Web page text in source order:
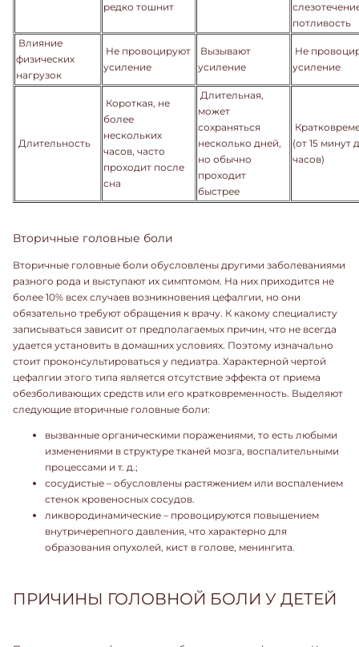
редко тошнит
потливость
Влияние
физических
нагрузок
Не провоцируют
усиление
Вызывают
усиление
Не
усиление
Длительность
Короткая, не
более
нескольких
часов, часто
проходит после
сна
Длительная,
может
сохраняться
несколько дней,
но обычно
проходит
быстрее
(от 15 минут
часов)
Вторичные головные боли
Вторичные головные боли обусловлены другими заболеваниями
разного рода и выступают их симптомом. На них приходится не
более 10% всех случаев возникновения цефалгии, но они
обязательно требуют обращения к врачу. К какому специалисту
записываться зависит от предполагаемых причин, что не всегда
удается установить в домашних условиях. Поэтому изначально
стоит проконсультироваться у педиатра. Характерной чертой
цефалгии этого типа является отсутствие эффекта от приема
обезболивающих средств или его кратковременность. Выделяют
следующие вторичные головные боли:
вызванные органическими поражениями, то есть любыми
изменениями в структуре тканей мозга, воспалительными
процессами и т. д.;
сосудистые – обусловлены растяжением или воспалением
стенок кровеносных сосудов.
ликвородинамические – провоцируются повышением
внутричерепного давления, что характерно для
образования опухолей, кист в голове, менингита.
ПРИЧИНЫ ГОЛОВНОЙ БОЛИ У ДЕТЕЙ